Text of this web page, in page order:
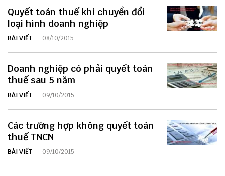
Quyết toán thuế khi chuyển đổi
loại hình doanh nghiệp
BÀI VIẾT 08/10/2015
Doanh nghiệp có phải quyết toán
thuế sau 5 năm
BÀI VIẾT 09/10/2015
Các trường hợp không quyết toán
thuế TNCN
BÀI VIẾT 09/10/2015